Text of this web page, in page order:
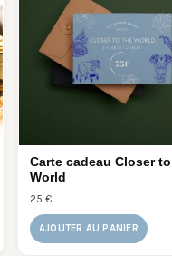
Carte cadeau Closer
World
25 €
AJOUTER AU PANIER